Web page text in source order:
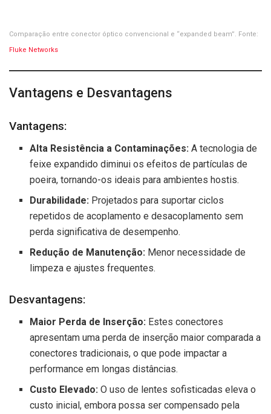
Comparação entre conector óptico convencional e “expanded beam”. Fonte:
Fluke Networks
Vantagens e Desvantagens
Vantagens:
Alta Resistência a Contaminações: A tecnologia de
feixe expandido diminui os efeitos de partículas de
poeira, tornando-os ideais para ambientes hostis.
Durabilidade: Projetados para suportar ciclos
repetidos de acoplamento e desacoplamento sem
perda significativa de desempenho.
Redução de Manutenção: Menor necessidade de
limpeza e ajustes frequentes.
Desvantagens:
Maior Perda de Inserção: Estes conectores
apresentam uma perda de inserção maior comparada a
conectores tradicionais, o que pode impactar a
performance em longas distâncias.
Custo Elevado: O uso de lentes sofisticadas eleva o
custo inicial, embora possa ser compensado pela